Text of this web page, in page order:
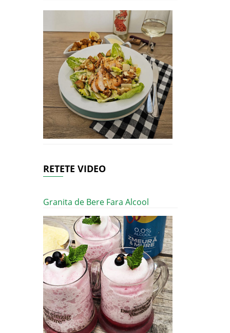
RETETE VIDEO
Granita de Bere Fara Alcool